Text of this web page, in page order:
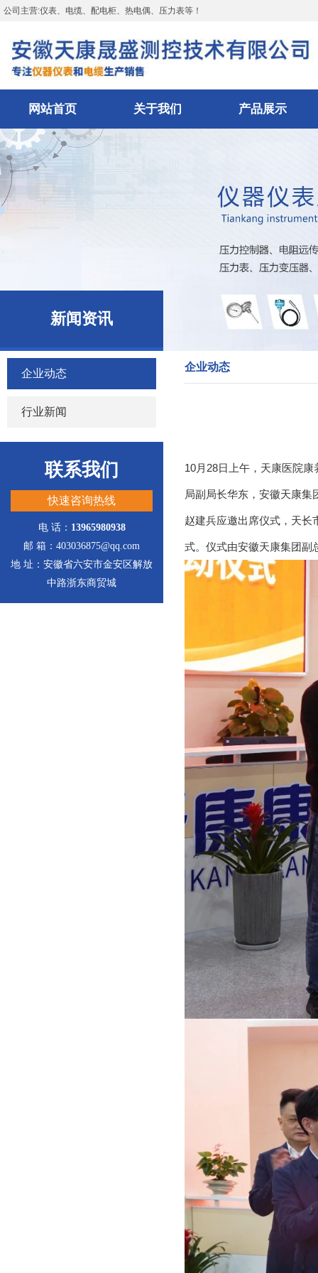
公司主营:仪表、电缆、配电柜、热电偶、压力表等！
网站首页 关于我们 产品展示
新闻资讯
企业动态
行业新闻
联系我们
快速咨询热线
电 话： 13965980938
邮 箱：403036875@qq.com
地 址：安徽省六安市金安区解放
中路浙东商贸城
企业动态
10月28日上午，天康医院
局副局长华东，安徽天康
赵建兵应邀出席仪式，天长
式。仪式由安徽天康集团副